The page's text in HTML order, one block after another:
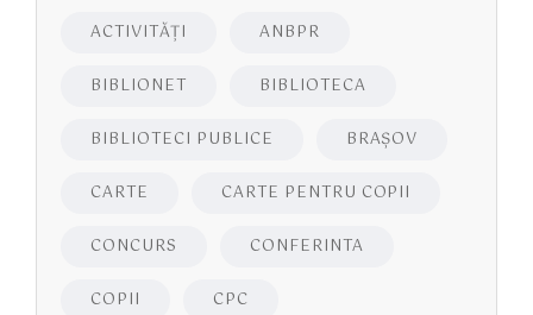
ACTIVITĂŢI ANBPR
BIBLIONET BIBLIOTECA
BIBLIOTECI PUBLICE BRAŞOV
CARTE CARTE PENTRU COPII
CONCURS CONFERINTA
COPII CPC